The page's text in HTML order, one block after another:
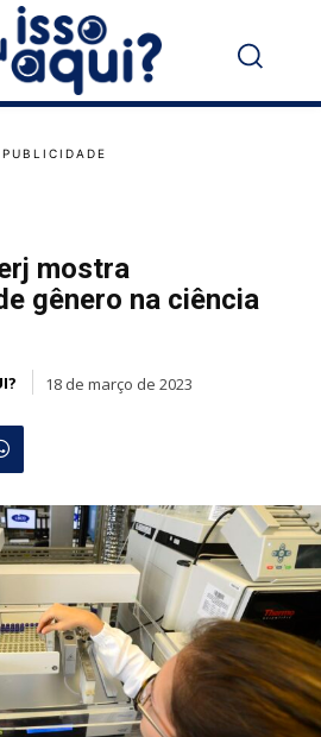
mostra
gênero na ciência
18 de março de 2023